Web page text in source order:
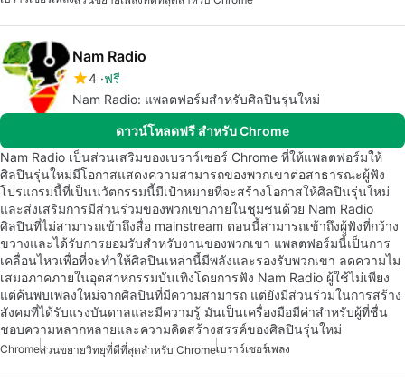
Nam Radio
4 ฟรี
Nam Radio: แพลตฟอร์มสำหรับศิลปินรุ่นใหม่
ดาวน์โหลดฟรี สำหรับ Chrome
Nam Radio เป็นส่วนเสริมของเบราว์เซอร์ Chrome ที่ให้แพลตฟอร์มให้
ศิลปินรุ่นใหม่มีโอกาสแสดงความสามารถของพวกเขาต่อสาธารณะผู้ฟัง
โปรแกรมนี้ที่เป็นนวัตกรรมนี้มีเป้าหมายที่จะสร้างโอกาสให้ศิลปินรุ่นใหม่
และส่งเสริมการมีส่วนร่วมของพวกเขาภายในชุมชนด้วย Nam Radio
ศิลปินที่ไม่สามารถเข้าถึงสื่อ mainstream ตอนนี้สามารถเข้าถึงผู้ฟังที่กว้าง
ขวางและได้รับการยอมรับสำหรับงานของพวกเขา แพลตฟอร์มนี้เป็นการ
เคลื่อนไหวเพื่อที่จะทำให้ศิลปินเหล่านี้มีพลังและรองรับพวกเขา ลดความไม
เสมอภาคภายในอุตสาหกรรมบันเทิงโดยการฟัง Nam Radio ผู้ใช้ไม่เพียง
แต่ค้นพบเพลงใหม่จากศิลปินที่มีความสามารถ แต่ยังมีส่วนร่วมในการสร้าง
สังคมที่ได้รับแรงบันดาลและมีความรู้ มันเป็นเครื่องมือมีค่าสำหรับผู้ที่ชื่น
ชอบความหลากหลายและความคิดสร้างสรรค์ของศิลปินรุ่นใหม่
Chromeส่วนขยายวิทยุที่ดีที่สุดสำหรับ Chromeเบราว์เซอร์เพลง